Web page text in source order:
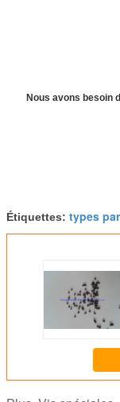
Nous avons besoin
Étiquettes: types